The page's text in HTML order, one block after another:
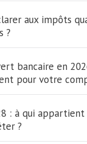
aux impôts
?
bancaire en
pour votre
: à qui
?